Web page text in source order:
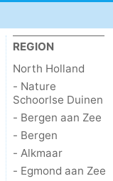
REGION
North Holland
- Nature
Schoorlse Duinen
- Bergen aan Zee
- Bergen
- Alkmaar
- Egmond aan Zee